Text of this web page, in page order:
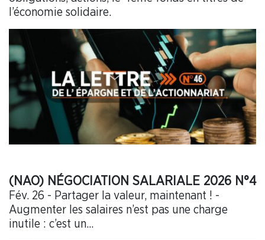
l’économie solidaire.
(NAO) NÉGOCIATION SALARIALE 2026 N°4
Fév. 26 - Partager la valeur, maintenant ! -
Augmenter les salaires n’est pas une charge
inutile : c’est un...